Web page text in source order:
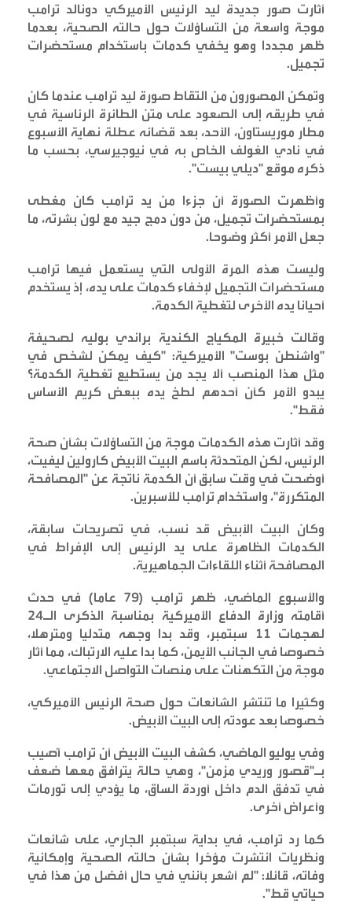
أثارت صور جديدة ليد الرئيس الأميركي دونالد ترامب
موجة واسعة من التساؤلات حول حالته الصحية، بعدما
ظهر مجددا وهو يخفي كدمات باستخدام مستحضرات
تجميل.
وتمكن المصورون من التقاط صورة ليد ترامب عندما كان
في طريقه إلى الصعود على متن الطائرة الرئاسية في
مطار موريستاون، الأحد، بعد قضائه عطلة نهاية الأسبوع
في نادي الغولف الخاص به في نيوجيرسي، بحسب ما
ذكره موقع "ديلي بيست".
وأظهرت الصورة أن جزءا من يد ترامب كان مغطى
بمستحضرات تجميل، من دون دمج جيد مع لون بشرته، ما
جعل الأمر أكثر وضوحا.
وليست هذه المرة الأولى التي يستعمل فيها ترامب
مستحضرات التجميل لإخفاء كدمات على يده، إذ يستخدم
أحيانا يده الأخرى لتغطية الكدمة.
وقالت خبيرة المكياج الكندية براندي بوليه لصحيفة
"واشنطن بوست" الأميركية: "كيف يمكن لشخص في
مثل هذا المنصب ألا يجد من يستطيع تغطية الكدمة؟
يبدو الأمر كأن أحدهم لطخ يده ببعض كريم الأساس
فقط".
وقد أثارت هذه الكدمات موجة من التساؤلات بشأن صحة
الرئيس، لكن المتحدثة باسم البيت الأبيض كارولين ليفيت،
أوضحت في وقت سابق أن الكدمة ناتجة عن "المصافحة
المتكررة"، واستخدام ترامب للأسبرين.
وكان البيت الأبيض قد نسب، في تصريحات سابقة،
الكدمات الظاهرة على يد الرئيس إلى الإفراط في
المصافحة أثناء اللقاءات الجماهيرية.
والأسبوع الماضي، ظهر ترامب (79 عاما) في حدث
أقامته وزارة الدفاع الأميركية بمناسبة الذكرى الـ24
لهجمات 11 سبتمبر، وقد بدا وجهه متدليا ومترهلا،
خصوصا في الجانب الأيمن، كما بدا عليه الارتباك، مما أثار
موجة من التكهنات على منصات التواصل الاجتماعي.
وكثيرا ما تنتشر الشائعات حول صحة الرئيس الأميركي،
خصوصا بعد عودته إلى البيت الأبيض.
وفي يوليو الماضي، كشف البيت الأبيض أن ترامب أُصيب
بـ"قصور وريدي مزمن"، وهي حالة يترافق معها ضعف
في تدفق الدم داخل أوردة الساق، ما يؤدي إلى تورمات
وأعراض أخرى.
كما رد ترامب، في بداية سبتمبر الجاري، على شائعات
ونظريات انتشرت مؤخرا بشأن حالته الصحية وإمكانية
وفاته، قائلا: "لم أشعر بأنني في حال أفضل من هذا في
حياتي قط".